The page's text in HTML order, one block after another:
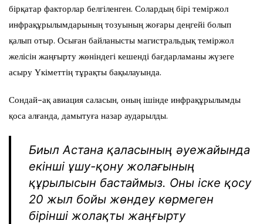
бірқатар факторлар белгіленген. Солардың бірі теміржол
инфрақұрылымдарының тозуының жоғары деңгейі болып
қалып отыр. Осыған байланысты магистральдық теміржол
желісін жаңғырту жөніндегі кешенді бағдарламаны жүзеге
асыру Үкіметтің тұрақты бақылауында.
Сондай-ақ авиация саласын, оның ішінде инфрақұрылымды
қоса алғанда, дамытуға назар аударылды.
Биыл Астана қаласының әуежайында
екінші ұшу-қону жолағының
құрылысын бастаймыз. Оны іске қосу
20 жыл бойы жөндеу көрмеген
бірінші жолақты жаңғырту